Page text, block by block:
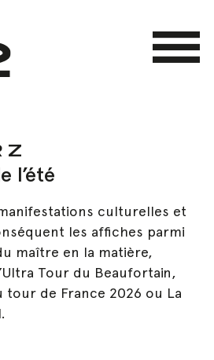
Menu
Z
l’été
culturelles et
les affiches parmi
maître en la matière,
Tour du Beaufortain,
tour de France 2026 ou La